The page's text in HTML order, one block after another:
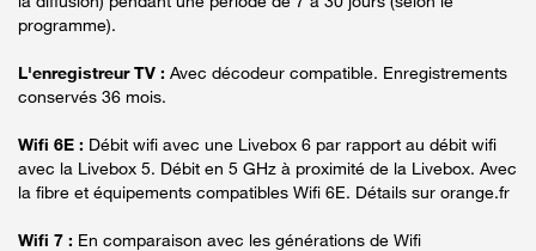
programme).
L'enregistreur TV : Avec décodeur compatible. Enregistrements
conservés 36 mois.
Wifi 6E : Débit wifi avec une Livebox 6 par rapport au débit wifi
avec la Livebox 5. Débit en 5 GHz à proximité de la Livebox. Avec
la fibre et équipements compatibles Wifi 6E. Détails sur orange.fr
Wifi 7 : En comparaison avec les générations de Wifi